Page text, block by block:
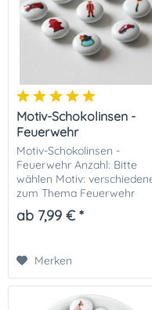
Motiv-Schokolinsen -
Feuerwehr
Motiv-Schokolinsen -
Feuerwehr Anzahl: Bitte
wählen Motiv:
zum Thema Feuerwehr
Verpackung: Standbeutel
Gewicht: ca. 160g / 100
ab 7,99 € *
Merken